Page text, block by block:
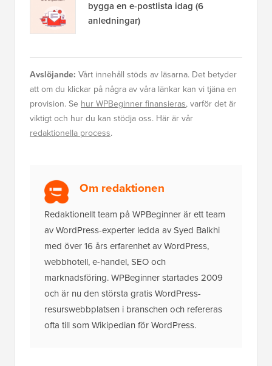
bygga en e-postlista idag (6
anledningar)
Avslöjande: Vårt innehåll stöds av läsarna. Det betyder
att om du klickar på några av våra länkar kan vi tjäna en
provision. Se hur WPBeginner finansieras, varför det är
viktigt och hur du kan stödja oss. Här är vår
redaktionella process.
Om redaktionen
Redaktionellt team på WPBeginner är ett team
av WordPress-experter ledda av Syed Balkhi
med över 16 års erfarenhet av WordPress,
webbhotell, e-handel, SEO och
marknadsföring. WPBeginner startades 2009
och är nu den största gratis WordPress-
resurswebbplatsen i branschen och refereras
ofta till som Wikipedian för WordPress.